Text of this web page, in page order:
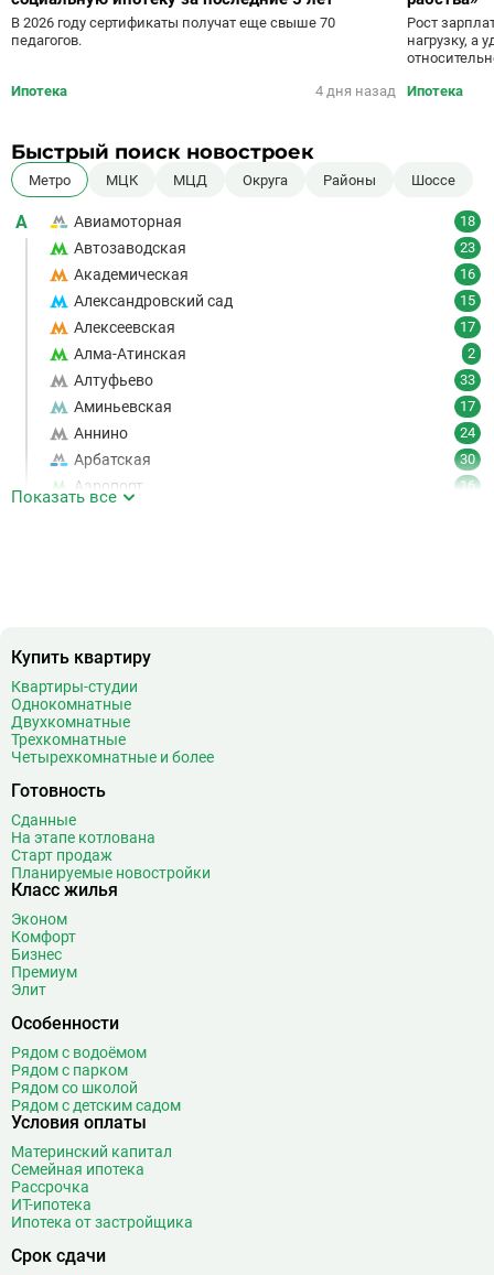
В 2026 году сертификаты получат еще свыше 70
педагогов.
Ипотека 4 дня назад
Рост
нагрузку, а
Ипотека
Быстрый поиск новостроек
Метро МЦК МЦД Округа Районы Шоссе
А Авиамоторная 18
Автозаводская 23
Академическая 16
Александровский сад 15
Алексеевская 17
Алма-Атинская 2
Алтуфьево 33
Аминьевская 17
Аннино 24
Арбатская 30
Аэропорт 16
Беговая
Беломорская
Белорусская
Беляево
Бибирево
Библиотека имени Ленина
Битцевский парк
Борисово
Боровицкая
Боровское шоссе
Бульвар Адмирала Ушакова
Бульвар Рокоссовского
Бунинская аллея
Бутырская
В Вавиловская
Варшавская
ВДНХ
Верхние Лихоборы
Владыкино
Водный стадион
Показать все
Купить квартиру
Квартиры-студии
Однокомнатные
Двухкомнатные
Трехкомнатные
Четырехкомнатные и более
Готовность
Сданные
На этапе котлована
Старт продаж
Планируемые новостройки
Класс жилья
Эконом
Комфорт
Бизнес
Премиум
Элит
Особенности
Рядом с водоёмом
Рядом с парком
Рядом со школой
Рядом с детским садом
Условия оплаты
Материнский капитал
Семейная ипотека
Рассрочка
ИТ-ипотека
Ипотека от застройщика
Срок сдачи